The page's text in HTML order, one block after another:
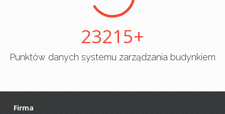
25000
Punktów danych systemu zarządzania budynkiem
Firma